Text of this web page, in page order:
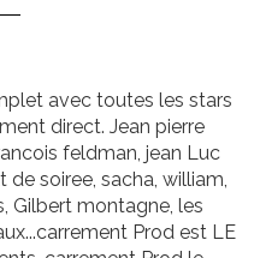
avec toutes les stars
direct. Jean pierre
feldman, jean Luc
soiree, sacha, william,
Gilbert montagne, les
Prod est LE